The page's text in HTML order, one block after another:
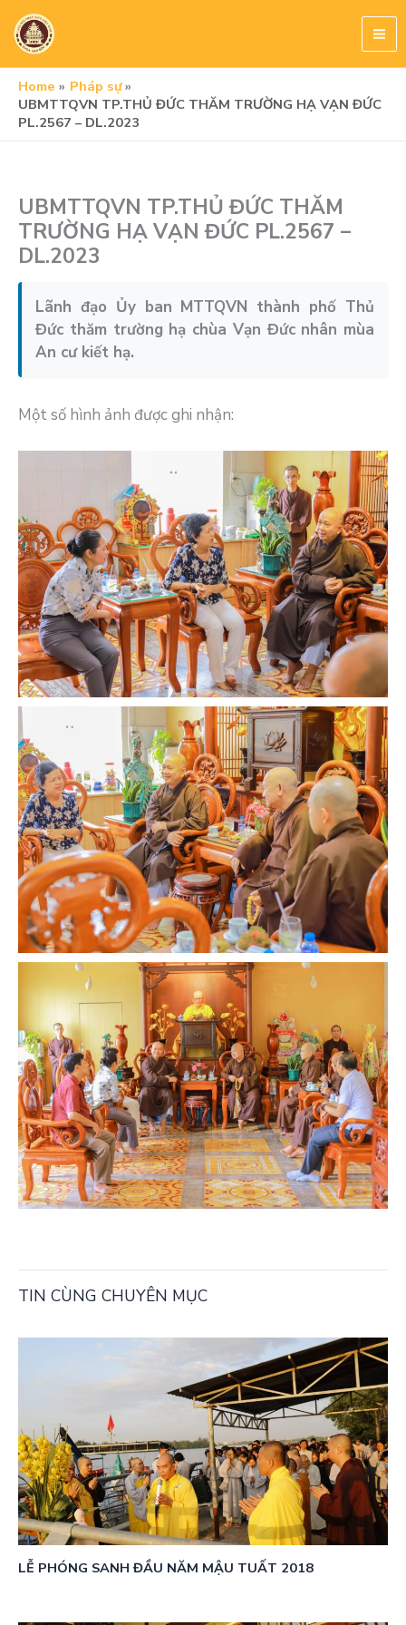
content
Home
Pháp sự
UBMTTQVN TP.THỦ ĐỨC THĂM TRƯỜNG HẠ VẠN ĐỨC
PL.2567 – DL.2023
UBMTTQVN TP.THỦ ĐỨC THĂM
TRƯỜNG HẠ VẠN ĐỨC PL.2567 –
DL.2023
Lãnh đạo Ủy ban MTTQVN thành phố Thủ
Đức thăm trường hạ chùa Vạn Đức nhân mùa
An cư kiết hạ.
Một số hình ảnh được ghi nhận:
TIN CÙNG CHUYÊN MỤC
LỄ PHÓNG SANH ĐẦU NĂM MẬU TUẤT 2018